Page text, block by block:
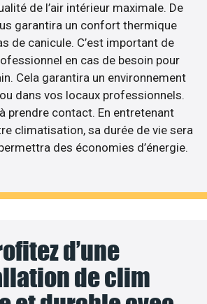
de l’air intérieur maximale. De
garantira un confort thermique
de canicule. C’est important de
en cas de besoin pour
Cela garantira un environnement
dans vos locaux professionnels.
prendre contact. En entretenant
climatisation, sa durée de vie sera
des économies d’énergie.
d’une
de clim